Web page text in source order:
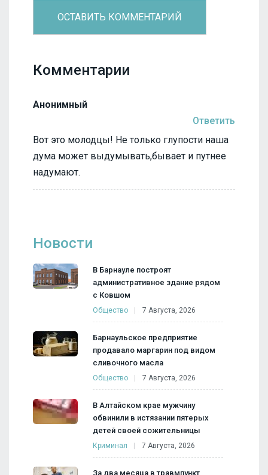
Комментарии
Анонимный
Ответить
Вот это молодцы! Не только глупости наша
дума может выдумывать,бывает и путнее
надумают.
Новости
В Барнауле построят
административное здание рядом
с Ковшом
Общество 7 Августа, 2026
Барнаульское предприятие
продавало маргарин под видом
сливочного масла
Общество 7 Августа, 2026
В Алтайском крае мужчину
обвинили в истязании пятерых
детей своей сожительницы
Криминал 7 Августа, 2026
За два месяца в травмпункт